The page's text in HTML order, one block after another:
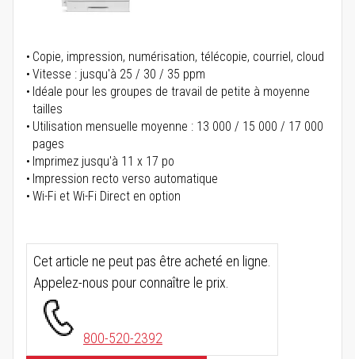
Copie, impression, numérisation, télécopie, courriel, cloud
Vitesse : jusqu'à 25 / 30 / 35 ppm
Idéale pour les groupes de travail de petite à moyenne
tailles
Utilisation mensuelle moyenne : 13 000 / 15 000 / 17 000
pages
Imprimez jusqu'à 11 x 17 po
Impression recto verso automatique
Wi-Fi et Wi-Fi Direct en option
Cet article ne peut pas être acheté en ligne.
Appelez-nous pour connaître le prix.
800-520-2392